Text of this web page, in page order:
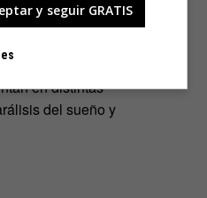
a este mal que
del sueño
en distintas
del sueño y
y seguir GRATIS